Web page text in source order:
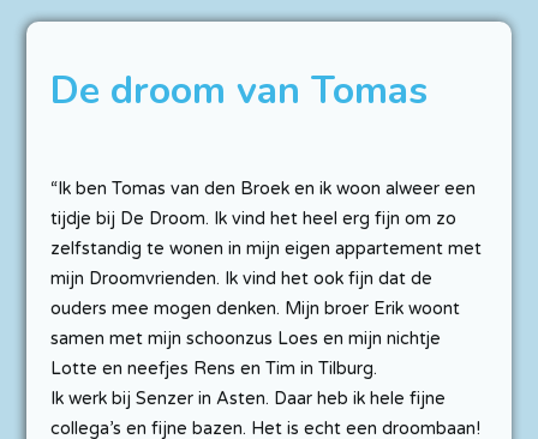
De droom van Tomas
“Ik ben Tomas van den Broek en ik woon alweer een
tijdje bij De Droom. Ik vind het heel erg fijn om zo
zelfstandig te wonen in mijn eigen appartement met
mijn Droomvrienden. Ik vind het ook fijn dat de
ouders mee mogen denken. Mijn broer Erik woont
samen met mijn schoonzus Loes en mijn nichtje
Lotte en neefjes Rens en Tim in Tilburg.
Ik werk bij Senzer in Asten. Daar heb ik hele fijne
collega’s en fijne bazen. Het is echt een droombaan!